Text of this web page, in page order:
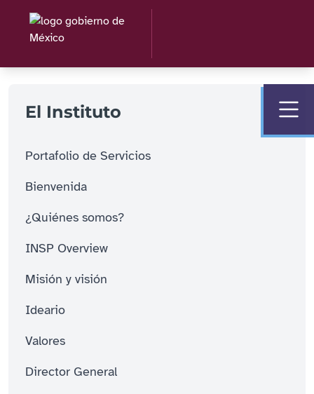
El Instituto
Portafolio de Servicios
Bienvenida
¿Quiénes somos?
INSP Overview
Misión y visión
Ideario
Valores
Director General